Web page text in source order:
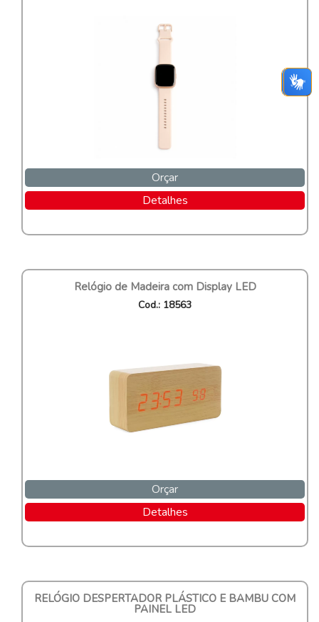
Orçar
Detalhes
Relógio de Madeira com Display LED
Cod.: 18563
Orçar
Detalhes
RELÓGIO DESPERTADOR PLÁSTICO E BAMBU COM
PAINEL LED